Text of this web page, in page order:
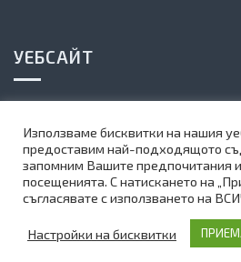
УЕБСАЙТ
Политика на сайта
Карта на сайта
Абонирай се за нашия
©1999-2025 Lirex.com All
Web Design by
Използваме бисквитки на нашия
предоставим най-подходящото
запомним Вашите предпочитания
посещенията. С натискането на
съгласявате с използването на
Настройки на бисквитки